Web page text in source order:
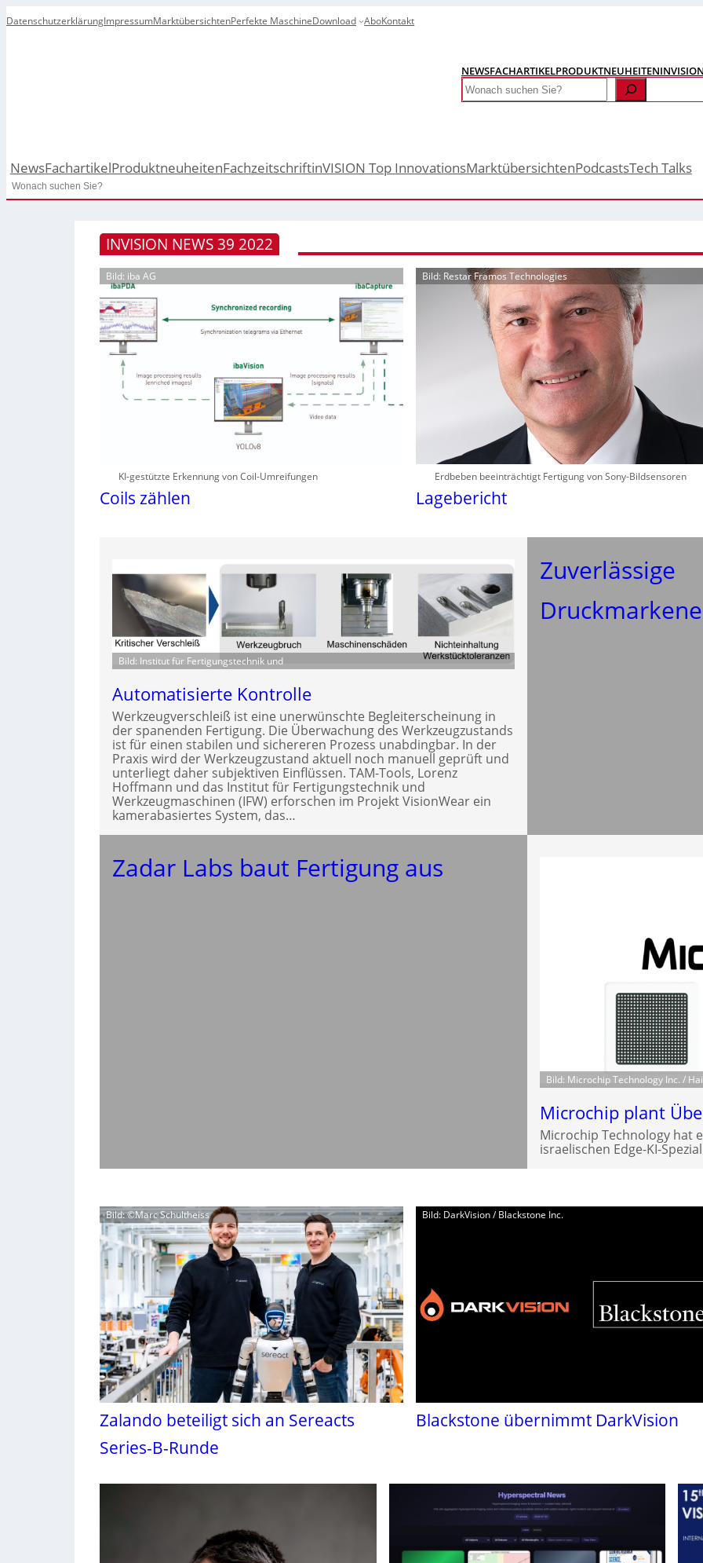
DatenschutzerklärungImpressumMarktübersichtenPerfekte MaschineDownload AboKontakt
NEWSFACHARTIKELPRODUKTNEUHEITEN
Search
NewsFachartikelProduktneuheitenFachzeitschriftinVISION Top InnovationsMarktübersichtenPodcastsTech Talks
Search
INVISION NEWS 39 2022
Bild: iba AG
KI-gestützte Erkennung von Coil-Umreifungen
Coils zählen
Bild: Restar Framos Technologies
Erdbeben beeinträchtigt Fertigung von Sony-Bildsensoren
Lagebericht
Bild: Institut für Fertigungstechnik und
Automatisierte Kontrolle
Werkzeugverschleiß ist eine unerwünschte Begleiterscheinung in
der spanenden Fertigung. Die Überwachung des Werkzeugzustands
ist für einen stabilen und sichereren Prozess unabdingbar. In der
Praxis wird der Werkzeugzustand aktuell noch manuell geprüft und
unterliegt daher subjektiven Einflüssen. TAM-Tools, Lorenz
Hoffmann und das Institut für Fertigungstechnik und
Werkzeugmaschinen (IFW) erforschen im Projekt VisionWear ein
kamerabasiertes System, das…
Zuverlässige
Zadar Labs baut Fertigung aus
Bild: Microchip Technology Inc. /
Microchip plant
Microchip Technology hat
israelischen Edge-KI-
Bild: ©Marc Schultheiss
Zalando beteiligt sich an Sereacts
Series-B-Runde
Bild: DarkVision / Blackstone Inc.
Blackstone übernimmt DarkVision